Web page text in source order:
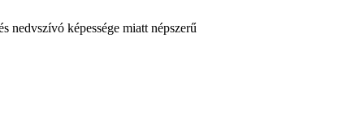
nedvszívó képessége miatt népszerű